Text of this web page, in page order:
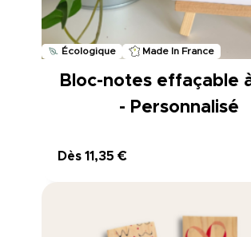
Écologique Made In France
Bloc-notes effaçable
- Personnalisé
Dès 11,35 €